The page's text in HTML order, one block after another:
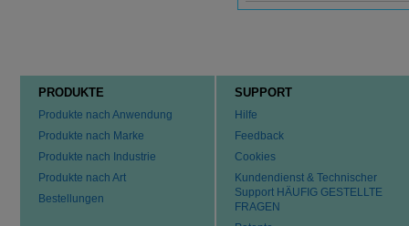
PRODUKTE
Produkte nach Anwendung
Produkte nach Marke
Produkte nach Industrie
Produkte nach Art
Bestellungen
SUPPORT
Hilfe
Feedback
Cookies
Kundendienst & Technischer
Support HÄUFIG GESTELLTE
FRAGEN